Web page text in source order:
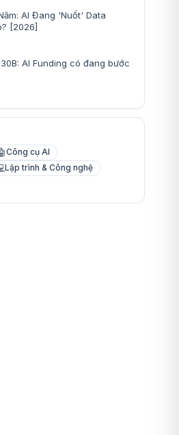
AI Đang 'Nuốt' Data
[2026]
AI Funding có đang bước
Công cụ AI
Lập trình & Công nghệ